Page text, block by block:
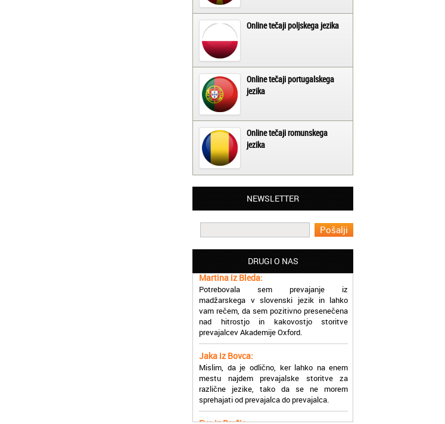
Online tečaji poljskega jezika
Online tečaji portugalskega
jezika
Online tečaji romunskega
jezika
NEWSLETTER
DRUGI O NAS
Matjaž iz Ajdovščine:
Lahko pohvalim vse zaposlene v Akademiji
prevajalske storitve opravljajo hitro in
učinkoviti.
Martina iz Bleda:
Potrebovala sem prevajanje iz
madžarskega v slovenski jezik in lahko
vam rečem, da sem pozitivno presenečena
nad hitrostjo in kakovostjo storitve
prevajalcev Akademije Oxford.
Jaka iz Bovca:
Mislim, da je odlično, ker lahko na enem
mestu najdem prevajalske storitve za
različne jezike, tako da se ne morem
sprehajati od prevajalca do prevajalca.
Eva iz Brežic:
Nujno sem potrebovala prevod v francoski